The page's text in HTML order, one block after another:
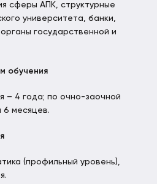
сферы АПК, структурные
университета, банки,
органы государственной и
обучения
– 4 года; по очно-заочной
6 месяцев.
(профильный уровень),